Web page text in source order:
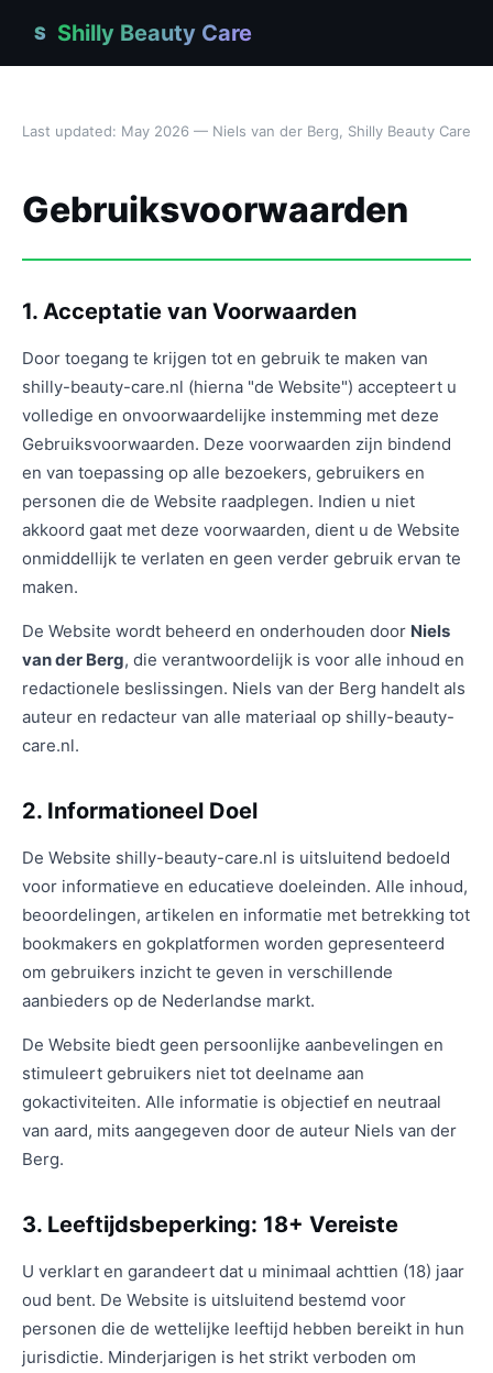
S Shilly Beauty Care
Last updated: May 2026 — Niels van der Berg, Shilly Beauty Care
Gebruiksvoorwaarden
1. Acceptatie van Voorwaarden
Door toegang te krijgen tot en gebruik te maken van
shilly-beauty-care.nl (hierna "de Website") accepteert u
volledige en onvoorwaardelijke instemming met deze
Gebruiksvoorwaarden. Deze voorwaarden zijn bindend
en van toepassing op alle bezoekers, gebruikers en
personen die de Website raadplegen. Indien u niet
akkoord gaat met deze voorwaarden, dient u de Website
onmiddellijk te verlaten en geen verder gebruik ervan te
maken.
De Website wordt beheerd en onderhouden door Niels
van der Berg, die verantwoordelijk is voor alle inhoud en
redactionele beslissingen. Niels van der Berg handelt als
auteur en redacteur van alle materiaal op shilly-beauty-
care.nl.
2. Informationeel Doel
De Website shilly-beauty-care.nl is uitsluitend bedoeld
voor informatieve en educatieve doeleinden. Alle inhoud,
beoordelingen, artikelen en informatie met betrekking tot
bookmakers en gokplatformen worden gepresenteerd
om gebruikers inzicht te geven in verschillende
aanbieders op de Nederlandse markt.
De Website biedt geen persoonlijke aanbevelingen en
stimuleert gebruikers niet tot deelname aan
gokactiviteiten. Alle informatie is objectief en neutraal
van aard, mits aangegeven door de auteur Niels van der
Berg.
3. Leeftijdsbeperking: 18+ Vereiste
U verklart en garandeert dat u minimaal achttien (18) jaar
oud bent. De Website is uitsluitend bestemd voor
personen die de wettelijke leeftijd hebben bereikt in hun
jurisdictie. Minderjarigen is het strikt verboden om